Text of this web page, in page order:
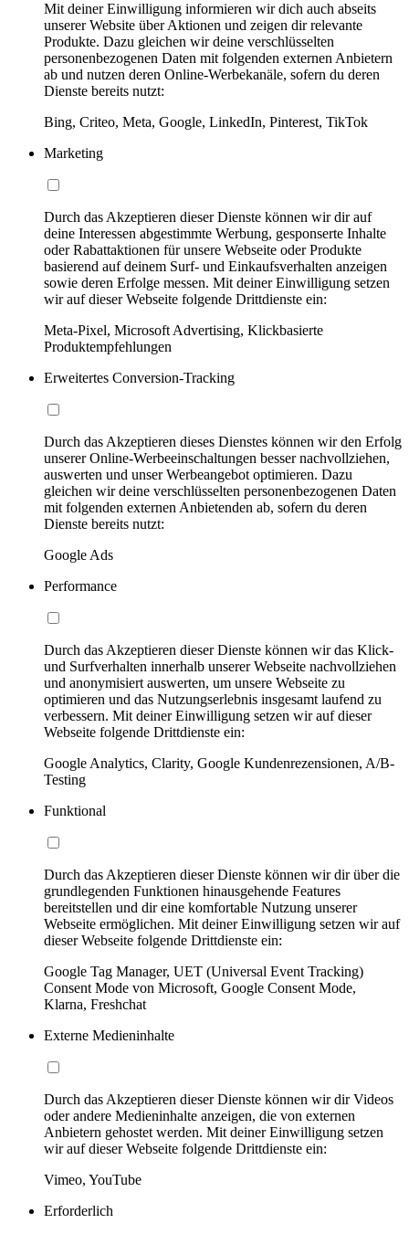
Mit deiner Einwilligung informieren wir dich auch abseits
unserer Website über Aktionen und zeigen dir relevante
Produkte. Dazu gleichen wir deine verschlüsselten
personenbezogenen Daten mit folgenden externen Anbietern
ab und nutzen deren Online-Werbekanäle, sofern du deren
Dienste bereits nutzt:
Bing, Criteo, Meta, Google, LinkedIn, Pinterest, TikTok
Marketing
Durch das Akzeptieren dieser Dienste können wir dir auf
deine Interessen abgestimmte Werbung, gesponserte Inhalte
oder Rabattaktionen für unsere Webseite oder Produkte
basierend auf deinem Surf- und Einkaufsverhalten anzeigen
sowie deren Erfolge messen. Mit deiner Einwilligung setzen
wir auf dieser Webseite folgende Drittdienste ein:
Meta-Pixel, Microsoft Advertising, Klickbasierte
Produktempfehlungen
Erweitertes Conversion-Tracking
Durch das Akzeptieren dieses Dienstes können wir den Erfolg
unserer Online-Werbeeinschaltungen besser nachvollziehen,
auswerten und unser Werbeangebot optimieren. Dazu
gleichen wir deine verschlüsselten personenbezogenen Daten
mit folgenden externen Anbietenden ab, sofern du deren
Dienste bereits nutzt:
Google Ads
Performance
Durch das Akzeptieren dieser Dienste können wir das Klick-
und Surfverhalten innerhalb unserer Webseite nachvollziehen
und anonymisiert auswerten, um unsere Webseite zu
optimieren und das Nutzungserlebnis insgesamt laufend zu
verbessern. Mit deiner Einwilligung setzen wir auf dieser
Webseite folgende Drittdienste ein:
Google Analytics, Clarity, Google Kundenrezensionen, A/B-
Testing
Funktional
Durch das Akzeptieren dieser Dienste können wir dir über die
grundlegenden Funktionen hinausgehende Features
bereitstellen und dir eine komfortable Nutzung unserer
Webseite ermöglichen. Mit deiner Einwilligung setzen wir auf
dieser Webseite folgende Drittdienste ein:
Google Tag Manager, UET (Universal Event Tracking)
Consent Mode von Microsoft, Google Consent Mode,
Klarna, Freshchat
Externe Medieninhalte
Durch das Akzeptieren dieser Dienste können wir dir Videos
oder andere Medieninhalte anzeigen, die von externen
Anbietern gehostet werden. Mit deiner Einwilligung setzen
wir auf dieser Webseite folgende Drittdienste ein:
Vimeo, YouTube
Erforderlich